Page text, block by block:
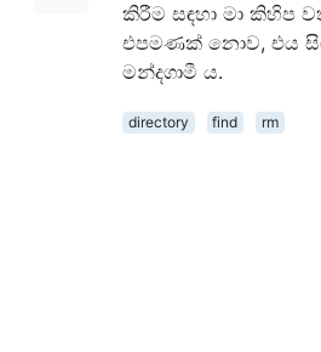
කිරීම සඳහා මා කිහිප
එපමණක් නොව, එය
මන්දගාමී ය.
directory find
rm